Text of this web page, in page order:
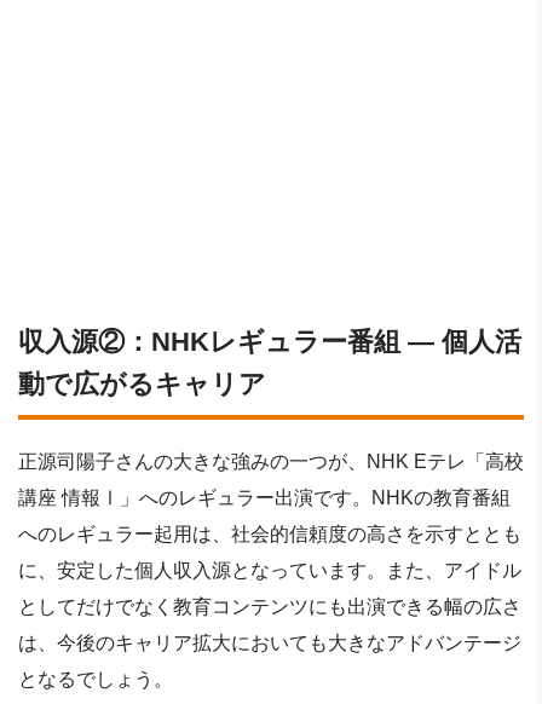
収入源②：NHKレギュラー番組 ― 個人活
動で広がるキャリア
正源司陽子さんの大きな強みの一つが、NHK Eテレ「高校
講座 情報Ⅰ」へのレギュラー出演です。NHKの教育番組
へのレギュラー起用は、社会的信頼度の高さを示すととも
に、安定した個人収入源となっています。また、アイドル
としてだけでなく教育コンテンツにも出演できる幅の広さ
は、今後のキャリア拡大においても大きなアドバンテージ
となるでしょう。